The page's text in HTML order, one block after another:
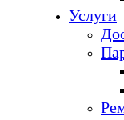
Услуги